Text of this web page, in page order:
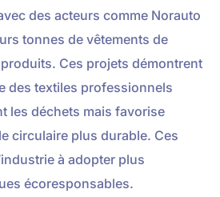
des acteurs comme Norauto
tonnes de vêtements de
Ces projets démontrent
des textiles professionnels
les déchets mais favorise
circulaire plus durable. Ces
à adopter plus
écoresponsables.